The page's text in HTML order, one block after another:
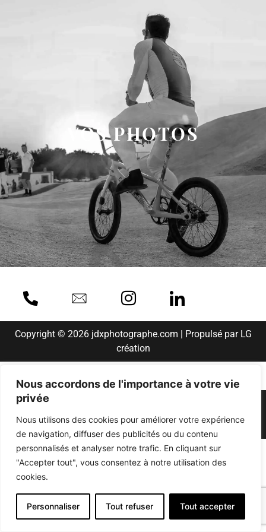
Nous accordons de l'importance à votre vie
privée
Nous utilisons des cookies pour améliorer votre expérience
de navigation, diffuser des publicités ou du contenu
personnalisés et analyser notre trafic. En cliquant sur
"Accepter tout", vous consentez à notre utilisation des
cookies.
Personnaliser Tout refuser Tout accepter
VOS PHOTOS
Copyright © 2026 jdxphotographe.com | Propulsé par LG
création
Copyright © 2023 jdxphotographe.com | Propulsé
par LG création